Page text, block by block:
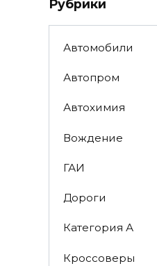
Рубрики
Автомобили
Автопром
Автохимия
Вождение
ГАИ
Дороги
Категория А
Кроссоверы